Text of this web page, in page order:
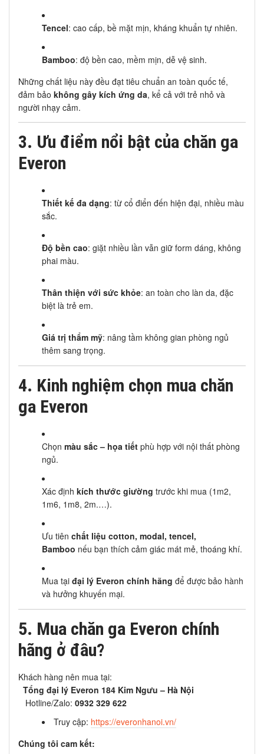
Tencel: cao cấp, bề mặt mịn, kháng khuẩn tự nhiên.
Bamboo: độ bền cao, mềm mịn, dễ vệ sinh.
Những chất liệu này đều đạt tiêu chuẩn an toàn quốc tế,
đảm bảo không gây kích ứng da, kể cả với trẻ nhỏ và
người nhạy cảm.
3. Ưu điểm nổi bật của chăn ga
Everon
Thiết kế đa dạng: từ cổ điển đến hiện đại, nhiều màu
sắc.
Độ bền cao: giặt nhiều lần vẫn giữ form dáng, không
phai màu.
Thân thiện với sức khỏe: an toàn cho làn da, đặc
biệt là trẻ em.
Giá trị thẩm mỹ: nâng tầm không gian phòng ngủ
thêm sang trọng.
4. Kinh nghiệm chọn mua chăn
ga Everon
Chọn màu sắc – họa tiết phù hợp với nội thất phòng
ngủ.
Xác định kích thước giường trước khi mua (1m2,
1m6, 1m8, 2m.…).
Ưu tiên chất liệu cotton, modal, tencel,
Bamboo nếu bạn thích cảm giác mát mẻ, thoáng khí.
Mua tại đại lý Everon chính hãng để được bảo hành
và hưởng khuyến mại.
5. Mua chăn ga Everon chính
hãng ở đâu?
Khách hàng nên mua tại:
Tổng đại lý Everon 184 Kim Ngưu – Hà Nội
Hotline/Zalo: 0932 329 622
Truy cập: https://everonhanoi.vn/
Chúng tôi cam kết: